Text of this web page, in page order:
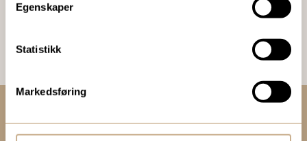
Egenskaper
Statistikk
Markedsføring
Bestill Ortomedia
Kontakt oss: